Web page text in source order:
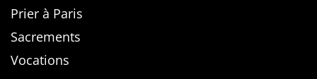
Prier à Paris
Sacrements
Vocations